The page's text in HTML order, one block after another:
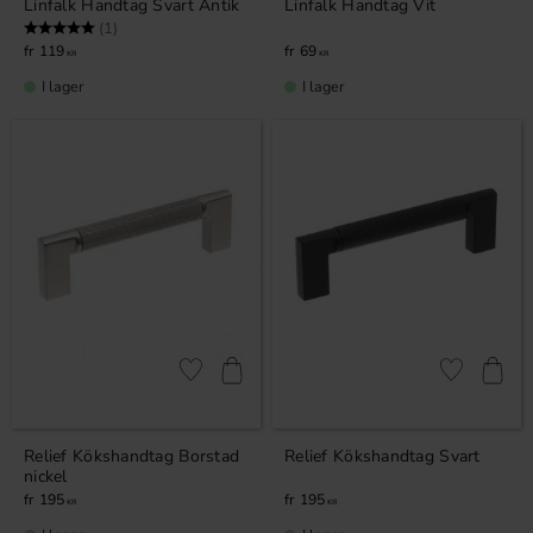
Linfalk Handtag Svart Antik
Betyg: (1)
119 KR
I lager
Linfalk Handtag Vit
69 KR
I lager
Relief Kökshandtag Borstad
nickel
195 KR
Lägg till i favoriter
Relief Kökshandtag Svart
195 KR
Lägg till i